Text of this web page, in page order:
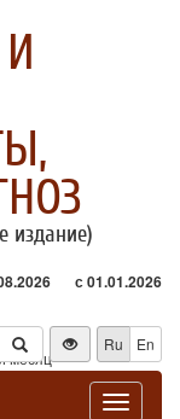
издание)
с 01.01.2026
месяц
Ru En
Toggle